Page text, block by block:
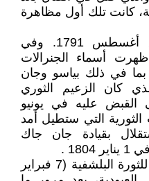
كانت تلك أول مظاهرة
انتشرت الثورة في 21 و22 أغسطس 1791. وفي
ظهرت أسماء الجنرالات
بما في ذلك بياسو وجان
كان الزعيم الثوري
القبض عليه في يونيو
الثورية التي ستطيل أمد
بقيادة جان جاك
.
في 16 فبراير من العام الثاني للثورة البلشفية (7 فبراير